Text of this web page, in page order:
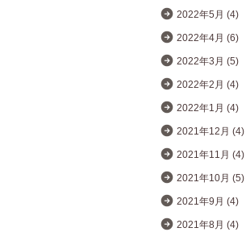
2022年5月 (4)
2022年4月 (6)
2022年3月 (5)
2022年2月 (4)
2022年1月 (4)
2021年12月 (4)
2021年11月 (4)
2021年10月 (5)
2021年9月 (4)
2021年8月 (4)